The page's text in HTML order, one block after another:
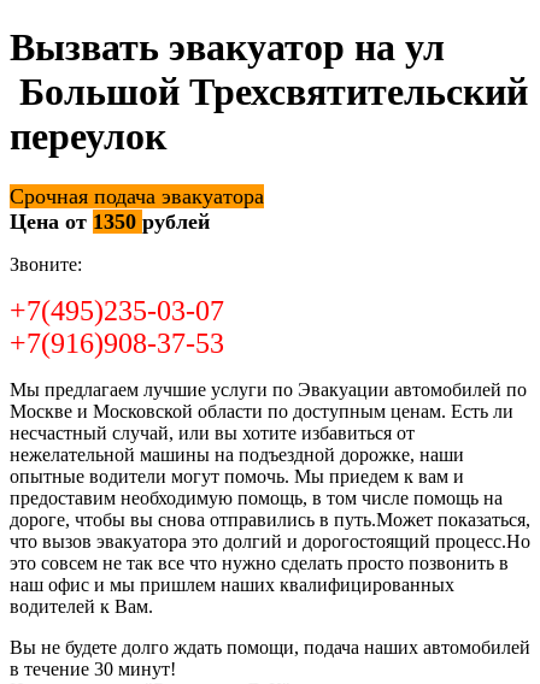
Вызвать эвакуатор на ул
Большой Трехсвятительский
переулок
Срочная подача эвакуатора
Цена от 1350 рублей
Звоните:
+7(495)235-03-07
+7(916)908-37-53
Мы предлагаем лучшие услуги по Эвакуации автомобилей по
Москве и Московской области по доступным ценам. Есть ли
несчастный случай, или вы хотите избавиться от
нежелательной машины на подъездной дорожке, наши
опытные водители могут помочь. Мы приедем к вам и
предоставим необходимую помощь, в том числе помощь на
дороге, чтобы вы снова отправились в путь.Может показаться,
что вызов эвакуатора это долгий и дорогостоящий процесс.Но
это совсем не так все что нужно сделать просто позвонить в
наш офис и мы пришлем наших квалифицированных
водителей к Вам.
Вы не будете долго ждать помощи, подача наших автомобилей
в течение 30 минут!